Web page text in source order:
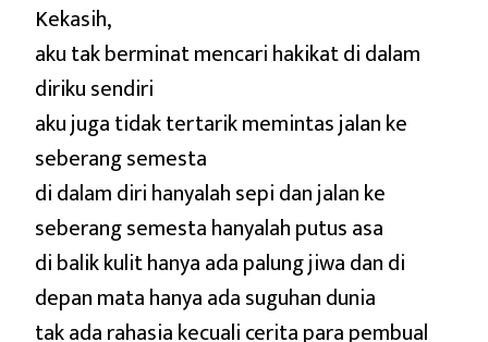
Kekasih,
aku tak berminat mencari hakikat di dalam
diriku sendiri
aku juga tidak tertarik memintas jalan ke
seberang semesta
di dalam diri hanyalah sepi dan jalan ke
seberang semesta hanyalah putus asa
di balik kulit hanya ada palung jiwa dan di
depan mata hanya ada suguhan dunia
tak ada rahasia kecuali cerita para pembual